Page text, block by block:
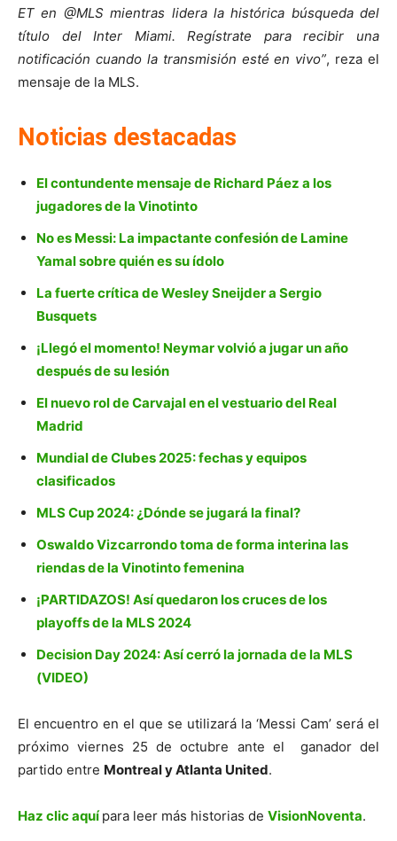
ET en @MLS mientras lidera la histórica búsqueda del
título del Inter Miami. Regístrate para recibir una
notificación cuando la transmisión esté en vivo”, reza el
mensaje de la MLS.
Noticias destacadas
El contundente mensaje de Richard Páez a los
jugadores de la Vinotinto
No es Messi: La impactante confesión de Lamine
Yamal sobre quién es su ídolo
La fuerte crítica de Wesley Sneijder a Sergio
Busquets
¡Llegó el momento! Neymar volvió a jugar un año
después de su lesión
El nuevo rol de Carvajal en el vestuario del Real
Madrid
Mundial de Clubes 2025: fechas y equipos
clasificados
MLS Cup 2024: ¿Dónde se jugará la final?
Oswaldo Vizcarrondo toma de forma interina las
riendas de la Vinotinto femenina
¡PARTIDAZOS! Así quedaron los cruces de los
playoffs de la MLS 2024
Decision Day 2024: Así cerró la jornada de la MLS
(VIDEO)
El encuentro en el que se utilizará la ‘Messi Cam’ será el
próximo viernes 25 de octubre ante el ganador del
partido entre Montreal y Atlanta United.
Haz clic aquí para leer más historias de VisionNoventa.